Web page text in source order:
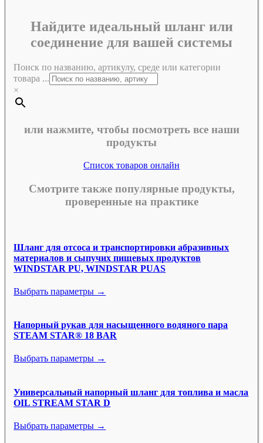
Найдите идеальный шланг или
соединение для вашей системы
Поиск по названию, артикулу, среде или категории
товара ...
×
или нажмите, чтобы посмотреть все наши
продукты
Список товаров онлайн
Смотрите также популярные продукты,
проверенные на практике
Шланг для отсоса и транспортировки абразивных
материалов и сыпучих пищевых продуктов
WINDSTAR PU, WINDSTAR PUAS
Выбрать параметры →
Напорный рукав для насыщенного водяного пара
STEAM STAR® 18 BAR
Выбрать параметры →
Универсальный напорный шланг для топлива и масла
OIL STREAM STAR D
Выбрать параметры →